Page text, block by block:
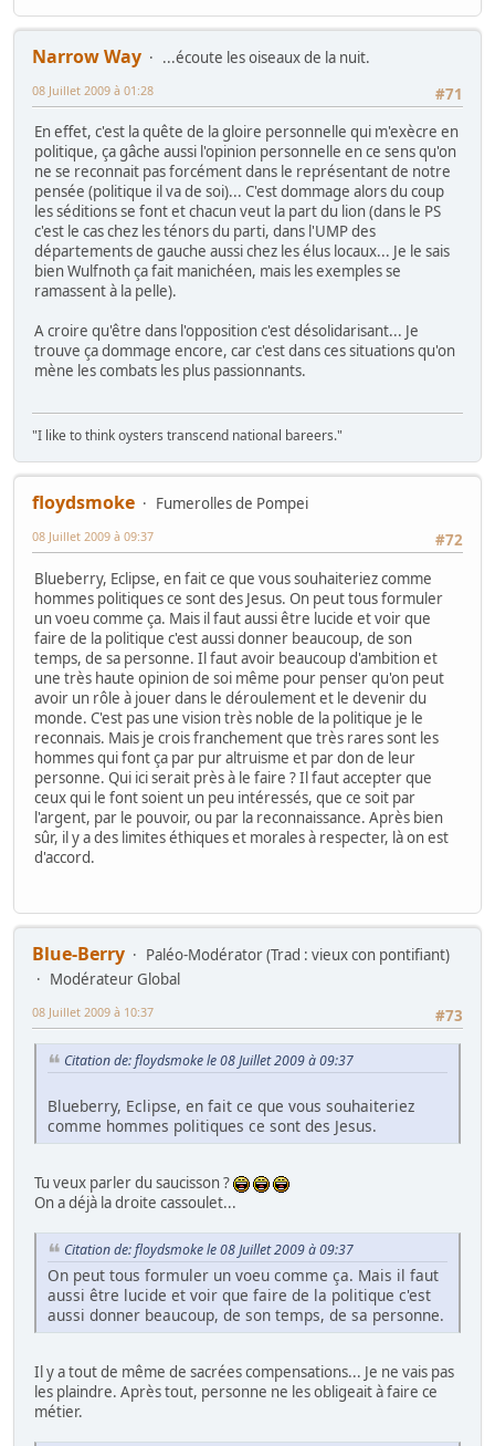
Narrow Way
...écoute les oiseaux de la nuit.
#71
08 Juillet 2009 à 01:28
En effet, c'est la quête de la gloire personnelle qui m'exècre en
politique, ça gâche aussi l'opinion personnelle en ce sens qu'on
ne se reconnait pas forcément dans le représentant de notre
pensée (politique il va de soi)... C'est dommage alors du coup
les séditions se font et chacun veut la part du lion (dans le PS
c'est le cas chez les ténors du parti, dans l'UMP des
départements de gauche aussi chez les élus locaux... Je le sais
bien Wulfnoth ça fait manichéen, mais les exemples se
ramassent à la pelle).
A croire qu'être dans l'opposition c'est désolidarisant... Je
trouve ça dommage encore, car c'est dans ces situations qu'on
mène les combats les plus passionnants.
"I like to think oysters transcend national bareers."
floydsmoke
Fumerolles de Pompei
#72
08 Juillet 2009 à 09:37
Blueberry, Eclipse, en fait ce que vous souhaiteriez comme
hommes politiques ce sont des Jesus. On peut tous formuler
un voeu comme ça. Mais il faut aussi être lucide et voir que
faire de la politique c'est aussi donner beaucoup, de son
temps, de sa personne. Il faut avoir beaucoup d'ambition et
une très haute opinion de soi même pour penser qu'on peut
avoir un rôle à jouer dans le déroulement et le devenir du
monde. C'est pas une vision très noble de la politique je le
reconnais. Mais je crois franchement que très rares sont les
hommes qui font ça par pur altruisme et par don de leur
personne. Qui ici serait près à le faire ? Il faut accepter que
ceux qui le font soient un peu intéressés, que ce soit par
l'argent, par le pouvoir, ou par la reconnaissance. Après bien
sûr, il y a des limites éthiques et morales à respecter, là on est
d'accord.
Blue-Berry
Paléo-Modérator (Trad : vieux con pontifiant)
Modérateur Global
#73
08 Juillet 2009 à 10:37
Citation de: floydsmoke le 08 Juillet 2009 à 09:37
Blueberry, Eclipse, en fait ce que vous souhaiteriez
comme hommes politiques ce sont des Jesus.
Tu veux parler du saucisson ?
On a déjà la droite cassoulet...
Citation de: floydsmoke le 08 Juillet 2009 à 09:37
On peut tous formuler un voeu comme ça. Mais il faut
aussi être lucide et voir que faire de la politique c'est
aussi donner beaucoup, de son temps, de sa personne.
Il y a tout de même de sacrées compensations... Je ne vais pas
les plaindre. Après tout, personne ne les obligeait à faire ce
métier.